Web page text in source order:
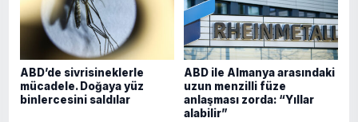
ABD’de sivrisineklerle
mücadele. Doğaya yüz
binlercesini saldılar
ABD ile Almanya arasındaki
uzun menzilli füze
anlaşması zorda: “Yıllar
alabilir”